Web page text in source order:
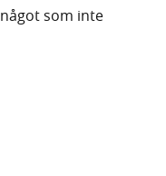
som inte